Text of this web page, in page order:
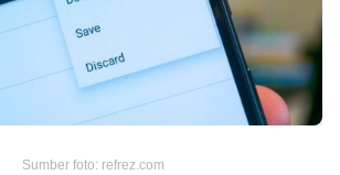
Sumber foto: refrez.com